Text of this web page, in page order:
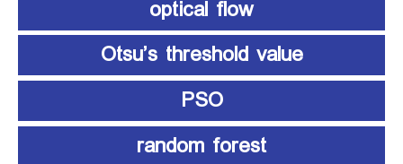
optical flow
Otsu’s threshold value
PSO
random forest